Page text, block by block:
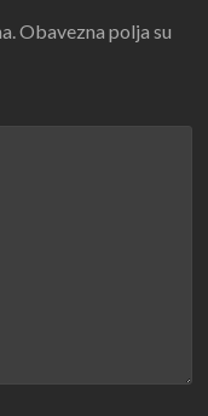
Obavezna polja su